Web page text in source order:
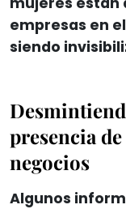
empresas en
siendo
presencia
negocios
Algunos